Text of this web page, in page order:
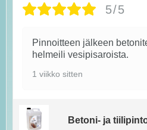
5/5
Pinnoitteen jälkeen
helmeili vesipisaroista.
1 viikko sitten
Betoni- ja